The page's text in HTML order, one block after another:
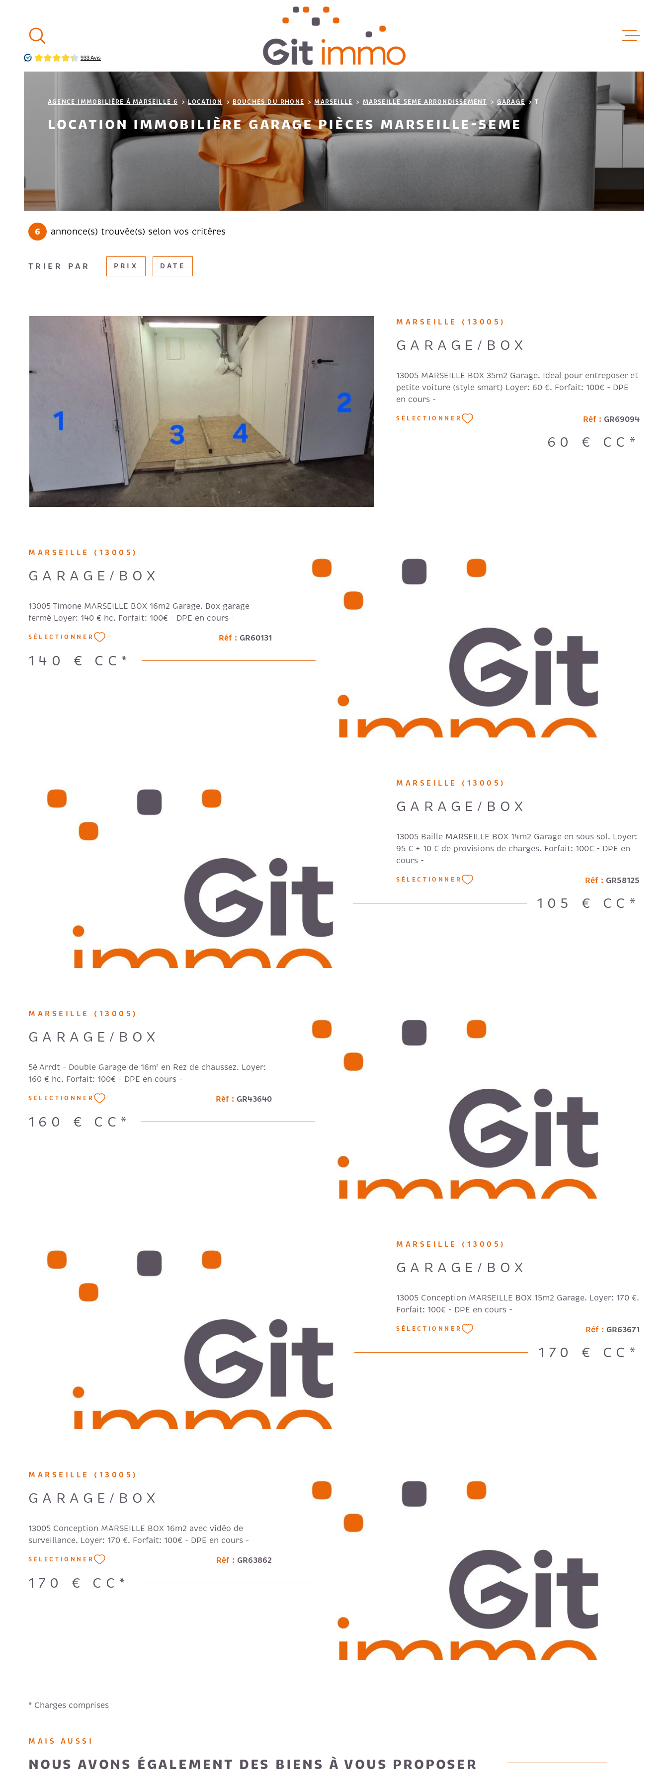
recherche
principal
contenu
VENTES
AGENCE IMMOBILIÈRE À MARSEILLE 6 LOCATION BOUCHES DU RHONE MARSEILLE MARSEILLE 5EME ARRONDISSEMENT GARAGE T
LOCATION IMMOBILIÈRE GARAGE PIÈCES MARSEILLE-5EME
6 annonce(s) trouvée(s) selon vos critères
TRIER PAR PRIX DATE
MARSEILLE (13005)
GARAGE/BOX
13005 MARSEILLE BOX 35m2 Garage. Ideal pour entreposer et
petite voiture (style smart) Loyer: 60 €. Forfait: 100€ - DPE
en cours -
SÉLECTIONNER Réf : GR69094
60 € CC*
VOIR LE BIEN
MARSEILLE (13005)
GARAGE/BOX
13005 Timone MARSEILLE BOX 16m2 Garage. Box garage
fermé Loyer: 140 € hc. Forfait: 100€ - DPE en cours -
SÉLECTIONNER Réf : GR60131
140 € CC*
VOIR LE BIEN
MARSEILLE (13005)
GARAGE/BOX
13005 Baille MARSEILLE BOX 14m2 Garage en sous sol. Loyer:
95 € + 10 € de provisions de charges. Forfait: 100€ - DPE en
cours -
SÉLECTIONNER Réf : GR58125
105 € CC*
VOIR LE BIEN
MARSEILLE (13005)
GARAGE/BOX
5è Arrdt - Double Garage de 16m² en Rez de chaussez. Loyer:
160 € hc. Forfait: 100€ - DPE en cours -
SÉLECTIONNER Réf : GR43640
160 € CC*
VOIR LE BIEN
MARSEILLE (13005)
GARAGE/BOX
13005 Conception MARSEILLE BOX 15m2 Garage. Loyer: 170 €.
Forfait: 100€ - DPE en cours -
SÉLECTIONNER Réf : GR63671
170 € CC*
VOIR LE BIEN
MARSEILLE (13005)
GARAGE/BOX
13005 Conception MARSEILLE BOX 16m2 avec vidéo de
surveillance. Loyer: 170 €. Forfait: 100€ - DPE en cours -
SÉLECTIONNER Réf : GR63862
170 € CC*
VOIR LE BIEN
* Charges comprises
MAIS AUSSI
NOUS AVONS ÉGALEMENT DES BIENS À VOUS PROPOSER